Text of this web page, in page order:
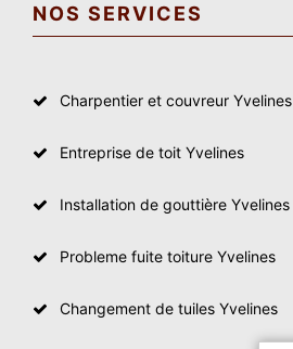
NOS SERVICES
Charpentier et couvreur Yvelines
Entreprise de toit Yvelines
Installation de gouttière Yvelines
Probleme fuite toiture Yvelines
Changement de tuiles Yvelines